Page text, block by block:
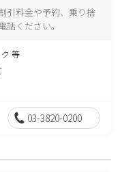
引料金や予約、乗り捨
ください。
等
03-3820-0200